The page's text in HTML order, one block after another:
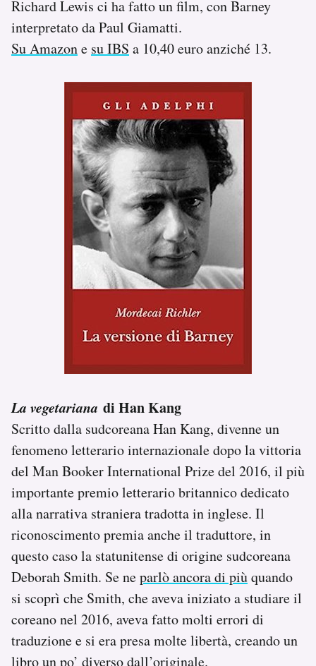
Richard Lewis ci ha fatto un film, con Barney
interpretato da Paul Giamatti.
Su Amazone su IBS a 10,40 euro anziché 13.
La vegetariana di Han Kang
Scritto dalla sudcoreana Han Kang, divenne un
fenomeno letterario internazionale dopo la vittoria
del Man Booker International Prize del 2016, il più
importante premio letterario britannico dedicato
alla narrativa straniera tradotta in inglese. Il
riconoscimento premia anche il traduttore, in
questo caso la statunitense di origine sudcoreana
Deborah Smith. Se neparlò ancora di piùquando
si scoprì che Smith, che aveva iniziato a studiare il
coreano nel 2016, aveva fatto molti errori di
traduzione e si era presa molte libertà, creando un
libro un po’ diverso dall’originale.